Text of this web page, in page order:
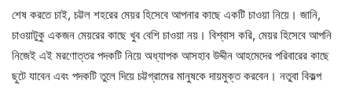
শেষ করতে চাই, চট্টল শহরের মেয়র হিসেবে আপনার কাছে একটি চাওয়া নিয়ে। জানি,
চাওয়াটুকু একজন মেয়রের কাছে খুব বেশি চাওয়া নয়। বিশ্বাস করি, মেয়র হিসেবে আপনি
নিজেই এই মরণোত্তর পদকটি নিয়ে অধ্যাপক আসহাব উদ্দীন আহমেদের পরিবারের কাছে
ছুটে যাবেন এবং পদকটি তুলে দিয়ে চট্টগ্রামের মানুষকে দায়মুক্ত করবেন। নতুবা বিকল্প